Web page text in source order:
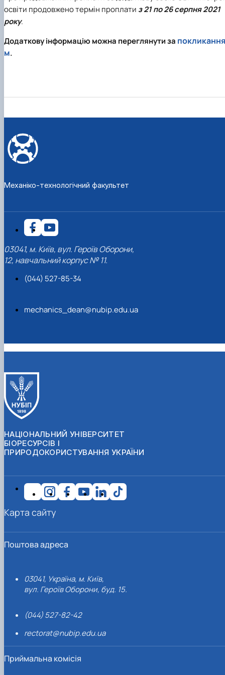
освіти продовжено термін проплати з 21 по 26 серпня 2021
року.
Додаткову інформацію можна переглянути за покликання
м.
Механіко-технологічний факультет
03041, м. Київ, вул. Героїв Оборони,
12, навчальний корпус № 11.
(044) 527-85-34
mechanics_dean@nubip.edu.ua
НАЦІОНАЛЬНИЙ УНІВЕРСИТЕТ
БІОРЕСУРСІВ І
ПРИРОДОКОРИСТУВАННЯ УКРАЇНИ
Поштова адреса
03041, Україна, м. Київ,
вул. Героїв Оборони, буд. 15.
(044) 527-82-42
rectorat@nubip.edu.ua
Приймальна комісія
Карта сайту